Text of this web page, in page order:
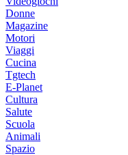
Donne
Magazine
Motori
Viaggi
Cucina
Tgtech
E-Planet
Cultura
Salute
Scuola
Animali
Spazio